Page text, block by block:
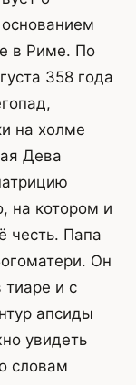
в Риме. По
358 года
на холме
Дева
на котором и
честь. Папа
Он
и с
апсиды
увидеть
словам